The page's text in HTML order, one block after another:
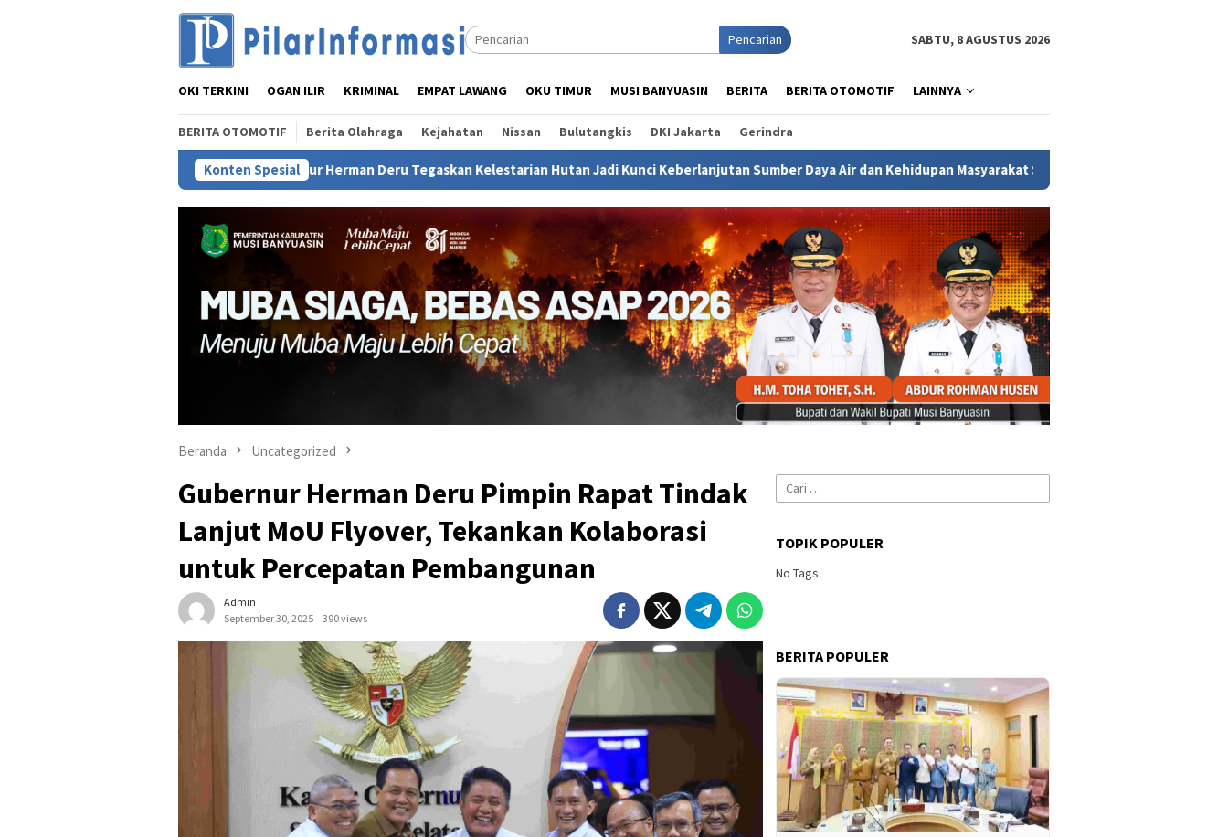
Pencarian SABTU, 8 AGUSTUS 2026
OKI TERKINI OGAN ILIR KRIMINAL EMPAT LAWANG OKU TIMUR MUSI BANYUASIN BERITA BERITA OTOMOTIF LAINNYA
BERITA OTOMOTIF Berita Olahraga Kejahatan Nissan Bulutangkis DKI Jakarta Gerindra
Konten Spesial
Gubernur Herman Deru Tegaskan Kelestarian Hutan Jadi Kunci Keberlanjutan Sumber Daya Air dan Kehidupan Masyarakat Sumsel Wagub Sumsel Cik Ujang Apresiasi
Beranda Uncategorized
Gubernur Herman Deru Pimpin Rapat Tindak
Lanjut MoU Flyover, Tekankan Kolaborasi
untuk Percepatan Pembangunan
Admin
September 30, 2025
390 views
Cari
untuk:
TOPIK POPULER
No Tags
BERITA POPULER